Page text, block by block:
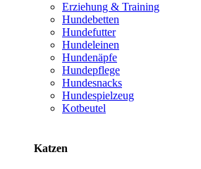
Erziehung & Training
Hundebetten
Hundefutter
Hundeleinen
Hundenäpfe
Hundepflege
Hundesnacks
Hundespielzeug
Kotbeutel
Katzen